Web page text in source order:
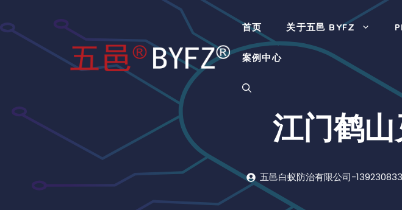
至
内
首页 关于五邑 BYFZ
案例中心
江门鹤
五邑白蚁防治有限公司-